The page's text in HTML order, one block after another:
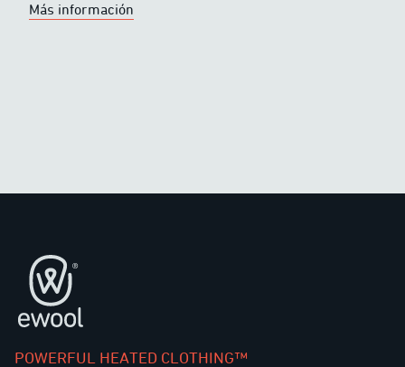
Más información
Pie de página
POWERFUL HEATED CLOTHING™